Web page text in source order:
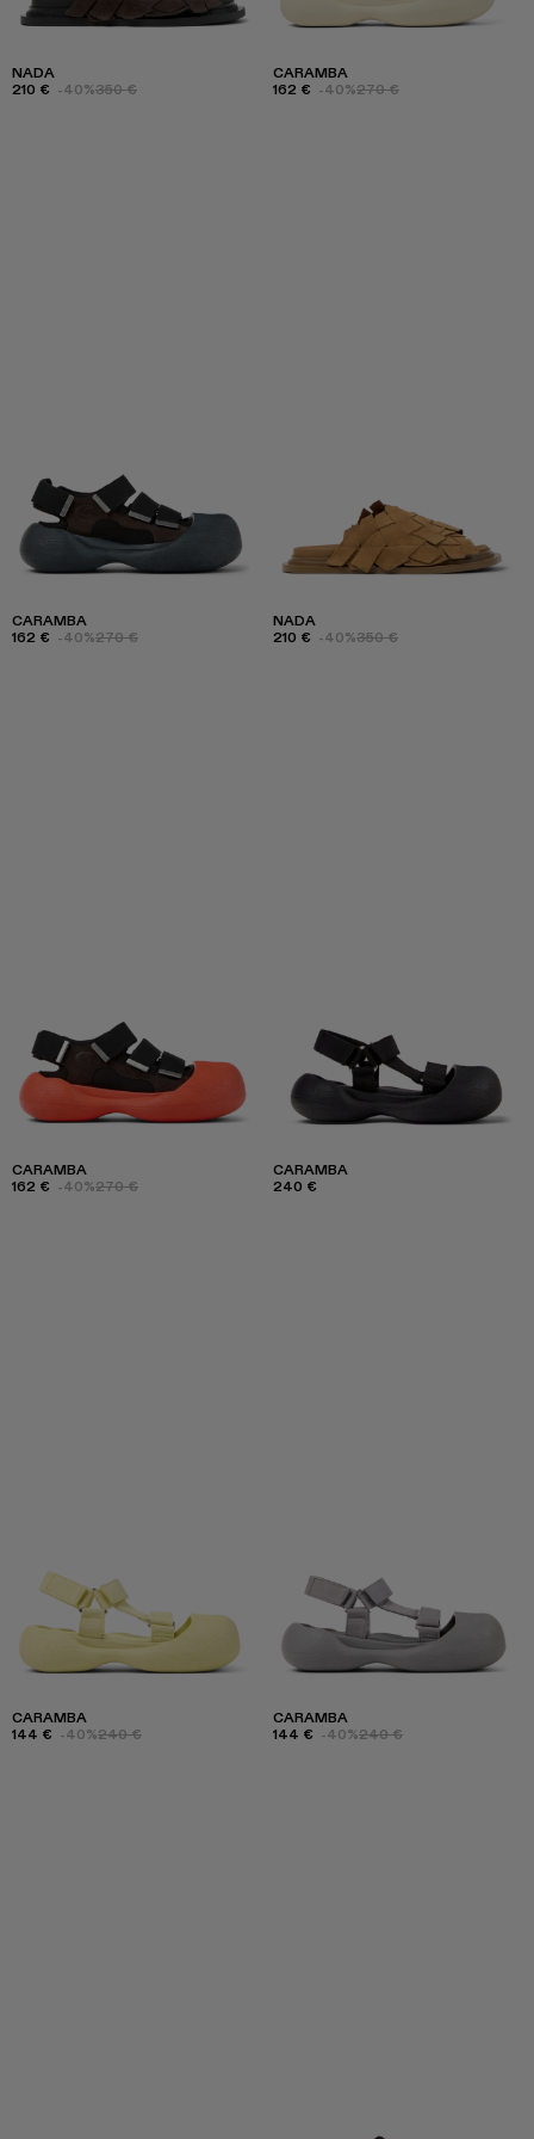
NADA
210 € -40%350 €
CARAMBA
162 € -40%270 €
CARAMBA
162 € -40%270 €
NADA
210 € -40%350 €
CARAMBA
162 € -40%270 €
CARAMBA
240 €
CARAMBA
144 € -40%240 €
CARAMBA
144 € -40%240 €